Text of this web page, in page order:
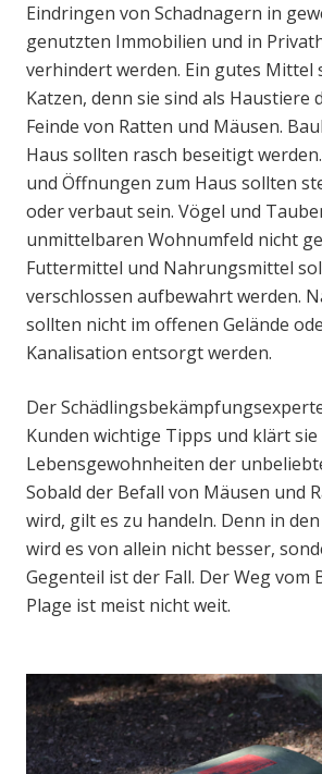
Eindringen von Schadnagern in
genutzten Immobilien und in
verhindert werden. Ein gutes Mittel
Katzen, denn sie sind als Haustiere
Feinde von Ratten und Mäusen.
Haus sollten rasch beseitigt
und Öffnungen zum Haus sollten
oder verbaut sein. Vögel und
unmittelbaren Wohnumfeld nicht
Futtermittel und Nahrungsmittel
verschlossen aufbewahrt werden.
sollten nicht im offenen Gelände
Kanalisation entsorgt werden.
Der
Kunden wichtige Tipps und klärt
Lebensgewohnheiten der
Sobald der Befall von Mäusen und
wird, gilt es zu handeln. Denn in
wird es von allein nicht besser,
Gegenteil ist der Fall. Der Weg vom
Plage ist meist nicht weit.